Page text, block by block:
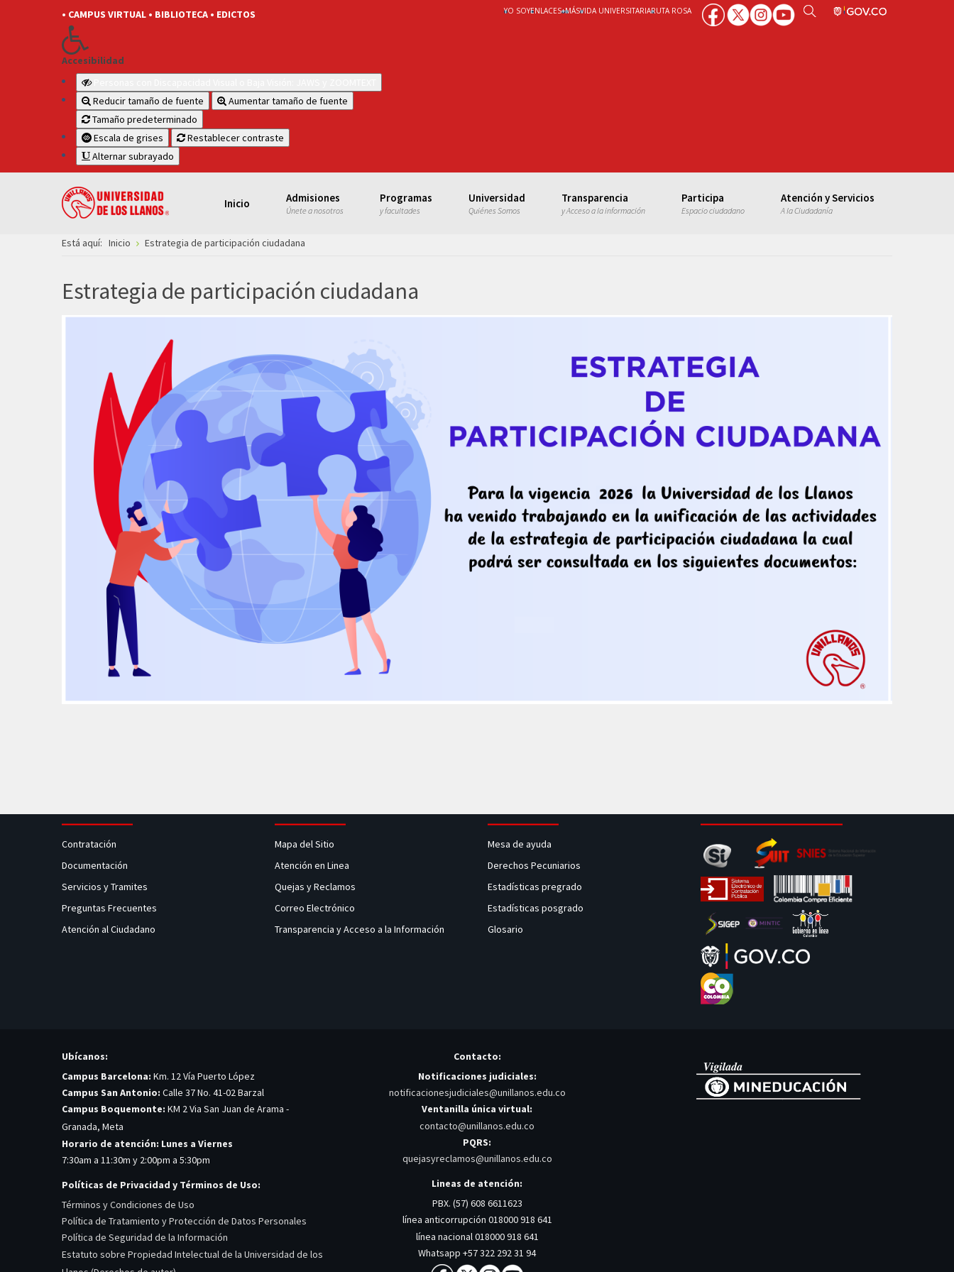
• CAMPUS VIRTUAL • BIBLIOTECA • EDICTOS
Accesibilidad
Reducir tamaño de fuente
Aumentar tamaño de fuente
Tamaño predeterminado
Escala de grises
Restablecer contraste
Alternar subrayado
YO SOYENLACES+MÁSVIDA UNIVERSITARIARUTA ROSA
Inicio Admisiones
Únete a nosotros
Programas
y facultades
Universidad
Quiénes Somos
Transparencia
y Acceso a la información
Participa
Espacio ciudadano
Atención y Servicios
A la Ciudadanía
Está aquí: Inicio Estrategia de participación ciudadana
Estrategia de participación ciudadana
Contratación
Documentación
Servicios y Tramites
Preguntas Frecuentes
Atención al Ciudadano
Mapa del Sitio
Atención en Linea
Quejas y Reclamos
Correo Electrónico
Transparencia y Acceso a la Información
Mesa de ayuda
Derechos Pecuniarios
Estadísticas pregrado
Estadísticas posgrado
Glosario
Ubícanos:
Campus Barcelona: Km. 12 Vía Puerto López
Campus San Antonio: Calle 37 No. 41-02 Barzal
Campus Boquemonte: KM 2 Via San Juan de Arama -
Granada, Meta
Horario de atención: Lunes a Viernes
7:30am a 11:30m y 2:00pm a 5:30pm
Políticas de Privacidad y Términos de Uso:
Términos y Condiciones de Uso
Política de Tratamiento y Protección de Datos Personales
Política de Seguridad de la Información
Estatuto sobre Propiedad Intelectual de la Universidad de los
Contacto:
Notificaciones judiciales:
notificacionesjudiciales@unillanos.edu.co
Ventanilla única virtual:
contacto@unillanos.edu.co
PQRS:
quejasyreclamos@unillanos.edu.co
Lineas de atención:
PBX. (57) 608 6611623
línea anticorrupción 018000 918 641
línea nacional 018000 918 641
Whatsapp +57 322 292 31 94